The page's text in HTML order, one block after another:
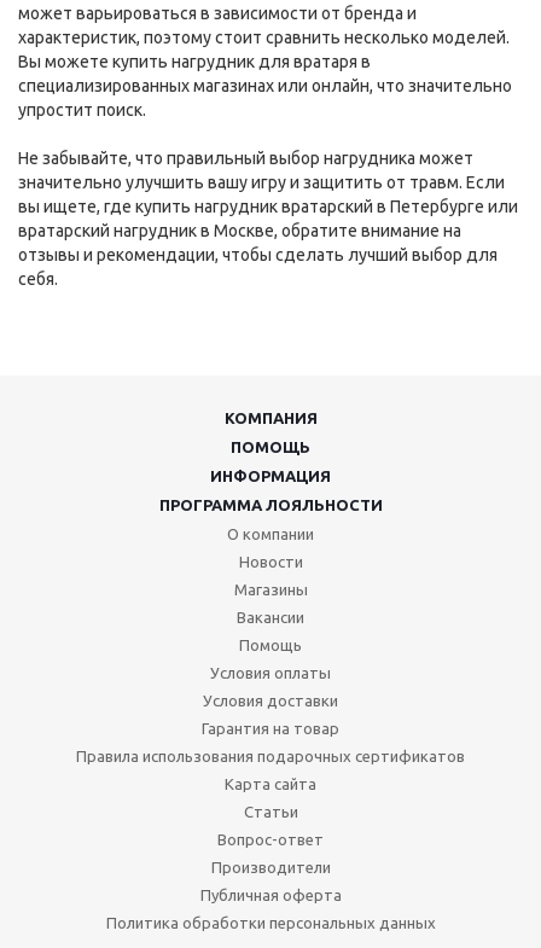
может варьироваться в зависимости от бренда и
характеристик, поэтому стоит сравнить несколько моделей.
Вы можете купить нагрудник для вратаря в
специализированных магазинах или онлайн, что значительно
упростит поиск.
Не забывайте, что правильный выбор нагрудника может
значительно улучшить вашу игру и защитить от травм. Если
вы ищете, где купить нагрудник вратарский в Петербурге или
вратарский нагрудник в Москве, обратите внимание на
отзывы и рекомендации, чтобы сделать лучший выбор для
себя.
КОМПАНИЯ
ПОМОЩЬ
ИНФОРМАЦИЯ
ПРОГРАММА ЛОЯЛЬНОСТИ
О компании
Новости
Магазины
Вакансии
Помощь
Условия оплаты
Условия доставки
Гарантия на товар
Правила использования подарочных сертификатов
Карта сайта
Статьи
Вопрос-ответ
Производители
Публичная оферта
Политика обработки персональных данных